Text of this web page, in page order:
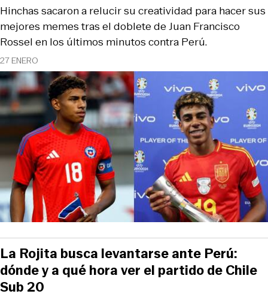
27 ENERO
Hinchas sacaron a relucir su creatividad para hacer sus
mejores memes tras el doblete de Juan Francisco
Rossel en los últimos minutos contra Perú.
La Rojita busca levantarse ante Perú:
dónde y a qué hora ver el partido de Chile
Sub 20